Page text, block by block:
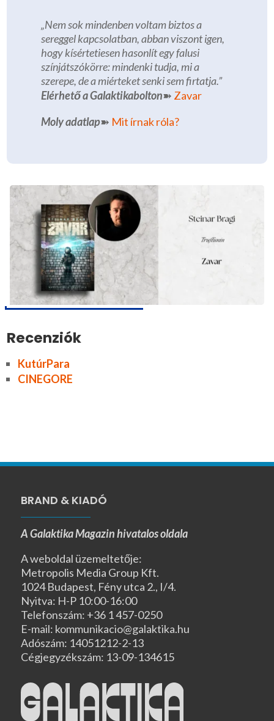
„Nem sok mindenben voltam biztos a
sereggel kapcsolatban, abban viszont igen,
hogy kísértetiesen hasonlít egy falusi
színjátszókörre: mindenki tudja, mi a
szerepe, de a miérteket senki sem firtatja.”
Elérhető a Galaktikabolton➽ Zavar
Moly adatlap➽ Mit írnak róla?
Recenziók
KutúrPara
CINEGORE
BRAND & KIADÓ
A Galaktika Magazin hivatalos oldala
A weboldal üzemeltetője:
Metropolis Media Group Kft.
1024 Budapest, Fény utca 2., I/4.
Nyitva: H-P 10:00-16:00
Telefonszám: +36 1 457-0250
E-mail: kommunikacio@galaktika.hu
Adószám: 14051212-2-13
Cégjegyzékszám: 13-09-134615